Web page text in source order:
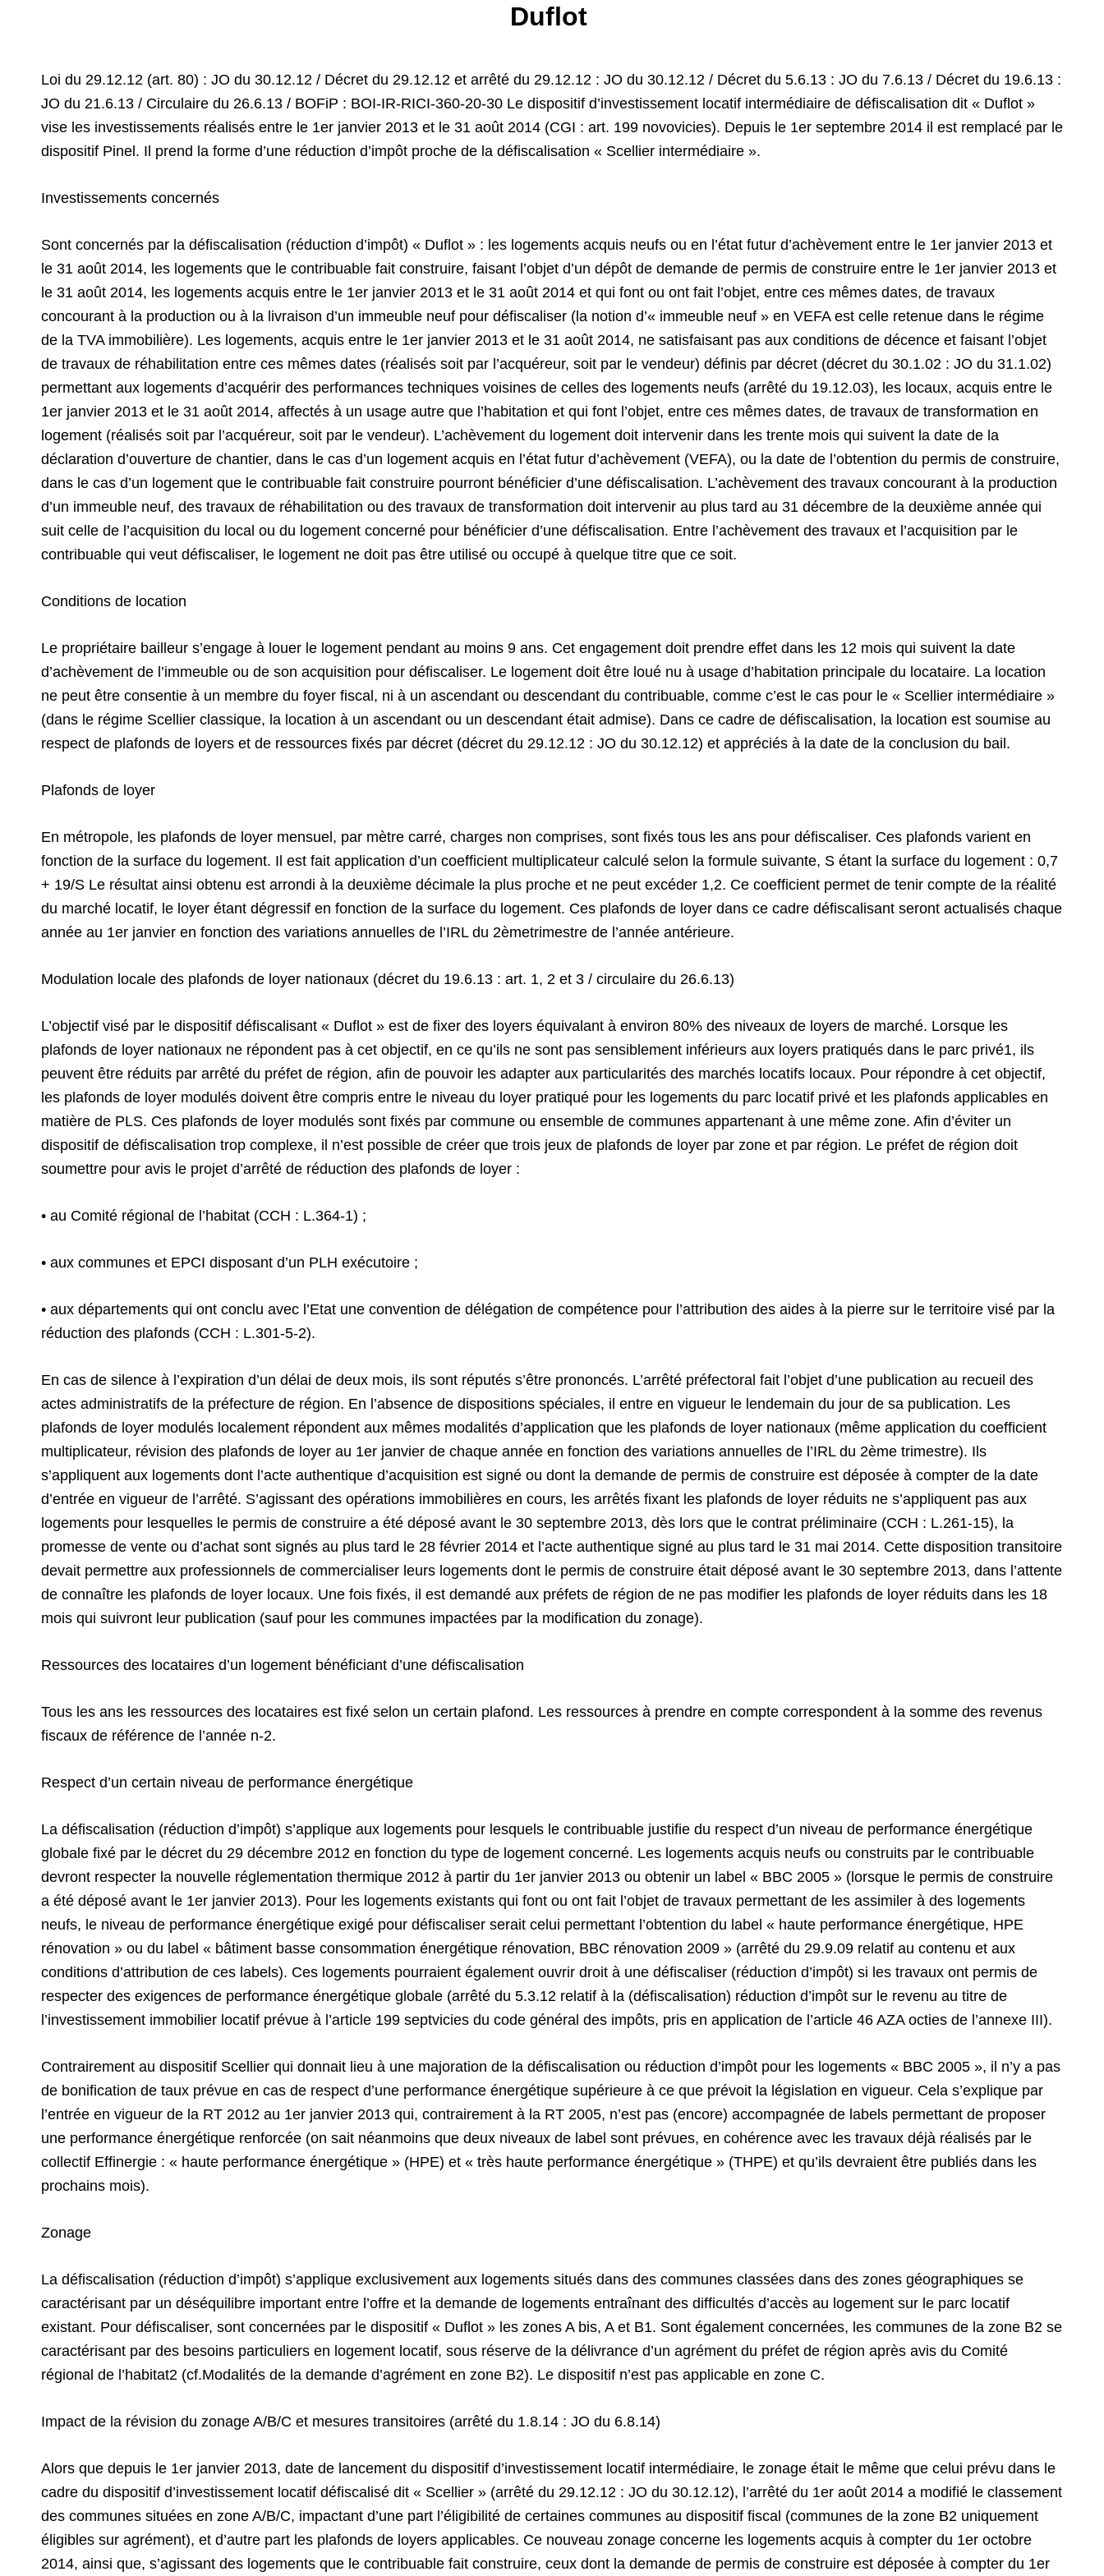
Duflot
Loi du 29.12.12 (art. 80) : JO du 30.12.12 / Décret du 29.12.12 et arrêté du 29.12.12 : JO du 30.12.12 / Décret du 5.6.13 : JO du 7.6.13 / Décret du 19.6.13 :
JO du 21.6.13 / Circulaire du 26.6.13 / BOFiP : BOI-IR-RICI-360-20-30 Le dispositif d’investissement locatif intermédiaire de défiscalisation dit « Duflot »
vise les investissements réalisés entre le 1er janvier 2013 et le 31 août 2014 (CGI : art. 199 novovicies). Depuis le 1er septembre 2014 il est remplacé par le
dispositif Pinel. Il prend la forme d’une réduction d’impôt proche de la défiscalisation « Scellier intermédiaire ».
Investissements concernés
Sont concernés par la défiscalisation (réduction d’impôt) « Duflot » : les logements acquis neufs ou en l’état futur d’achèvement entre le 1er janvier 2013 et
le 31 août 2014, les logements que le contribuable fait construire, faisant l’objet d’un dépôt de demande de permis de construire entre le 1er janvier 2013 et
le 31 août 2014, les logements acquis entre le 1er janvier 2013 et le 31 août 2014 et qui font ou ont fait l’objet, entre ces mêmes dates, de travaux
concourant à la production ou à la livraison d’un immeuble neuf pour défiscaliser (la notion d’« immeuble neuf » en VEFA est celle retenue dans le régime
de la TVA immobilière). Les logements, acquis entre le 1er janvier 2013 et le 31 août 2014, ne satisfaisant pas aux conditions de décence et faisant l’objet
de travaux de réhabilitation entre ces mêmes dates (réalisés soit par l’acquéreur, soit par le vendeur) définis par décret (décret du 30.1.02 : JO du 31.1.02)
permettant aux logements d’acquérir des performances techniques voisines de celles des logements neufs (arrêté du 19.12.03), les locaux, acquis entre le
1er janvier 2013 et le 31 août 2014, affectés à un usage autre que l’habitation et qui font l’objet, entre ces mêmes dates, de travaux de transformation en
logement (réalisés soit par l’acquéreur, soit par le vendeur). L’achèvement du logement doit intervenir dans les trente mois qui suivent la date de la
déclaration d’ouverture de chantier, dans le cas d’un logement acquis en l’état futur d’achèvement (VEFA), ou la date de l’obtention du permis de construire,
dans le cas d’un logement que le contribuable fait construire pourront bénéficier d’une défiscalisation. L’achèvement des travaux concourant à la production
d’un immeuble neuf, des travaux de réhabilitation ou des travaux de transformation doit intervenir au plus tard au 31 décembre de la deuxième année qui
suit celle de l’acquisition du local ou du logement concerné pour bénéficier d’une défiscalisation. Entre l’achèvement des travaux et l’acquisition par le
contribuable qui veut défiscaliser, le logement ne doit pas être utilisé ou occupé à quelque titre que ce soit.
Conditions de location
Le propriétaire bailleur s’engage à louer le logement pendant au moins 9 ans. Cet engagement doit prendre effet dans les 12 mois qui suivent la date
d’achèvement de l’immeuble ou de son acquisition pour défiscaliser. Le logement doit être loué nu à usage d’habitation principale du locataire. La location
ne peut être consentie à un membre du foyer fiscal, ni à un ascendant ou descendant du contribuable, comme c’est le cas pour le « Scellier intermédiaire »
(dans le régime Scellier classique, la location à un ascendant ou un descendant était admise). Dans ce cadre de défiscalisation, la location est soumise au
respect de plafonds de loyers et de ressources fixés par décret (décret du 29.12.12 : JO du 30.12.12) et appréciés à la date de la conclusion du bail.
Plafonds de loyer
En métropole, les plafonds de loyer mensuel, par mètre carré, charges non comprises, sont fixés tous les ans pour défiscaliser. Ces plafonds varient en
fonction de la surface du logement. Il est fait application d’un coefficient multiplicateur calculé selon la formule suivante, S étant la surface du logement : 0,7
+ 19/S Le résultat ainsi obtenu est arrondi à la deuxième décimale la plus proche et ne peut excéder 1,2. Ce coefficient permet de tenir compte de la réalité
du marché locatif, le loyer étant dégressif en fonction de la surface du logement. Ces plafonds de loyer dans ce cadre défiscalisant seront actualisés chaque
année au 1er janvier en fonction des variations annuelles de l’IRL du 2èmetrimestre de l’année antérieure.
Modulation locale des plafonds de loyer nationaux (décret du 19.6.13 : art. 1, 2 et 3 / circulaire du 26.6.13)
L’objectif visé par le dispositif défiscalisant « Duflot » est de fixer des loyers équivalant à environ 80% des niveaux de loyers de marché. Lorsque les
plafonds de loyer nationaux ne répondent pas à cet objectif, en ce qu’ils ne sont pas sensiblement inférieurs aux loyers pratiqués dans le parc privé1, ils
peuvent être réduits par arrêté du préfet de région, afin de pouvoir les adapter aux particularités des marchés locatifs locaux. Pour répondre à cet objectif,
les plafonds de loyer modulés doivent être compris entre le niveau du loyer pratiqué pour les logements du parc locatif privé et les plafonds applicables en
matière de PLS. Ces plafonds de loyer modulés sont fixés par commune ou ensemble de communes appartenant à une même zone. Afin d’éviter un
dispositif de défiscalisation trop complexe, il n’est possible de créer que trois jeux de plafonds de loyer par zone et par région. Le préfet de région doit
soumettre pour avis le projet d’arrêté de réduction des plafonds de loyer :
• au Comité régional de l’habitat (CCH : L.364-1) ;
• aux communes et EPCI disposant d’un PLH exécutoire ;
• aux départements qui ont conclu avec l’Etat une convention de délégation de compétence pour l’attribution des aides à la pierre sur le territoire visé par la
réduction des plafonds (CCH : L.301-5-2).
En cas de silence à l’expiration d’un délai de deux mois, ils sont réputés s’être prononcés. L’arrêté préfectoral fait l’objet d’une publication au recueil des
actes administratifs de la préfecture de région. En l’absence de dispositions spéciales, il entre en vigueur le lendemain du jour de sa publication. Les
plafonds de loyer modulés localement répondent aux mêmes modalités d’application que les plafonds de loyer nationaux (même application du coefficient
multiplicateur, révision des plafonds de loyer au 1er janvier de chaque année en fonction des variations annuelles de l’IRL du 2ème trimestre). Ils
s’appliquent aux logements dont l’acte authentique d’acquisition est signé ou dont la demande de permis de construire est déposée à compter de la date
d’entrée en vigueur de l’arrêté. S’agissant des opérations immobilières en cours, les arrêtés fixant les plafonds de loyer réduits ne s’appliquent pas aux
logements pour lesquelles le permis de construire a été déposé avant le 30 septembre 2013, dès lors que le contrat préliminaire (CCH : L.261-15), la
promesse de vente ou d’achat sont signés au plus tard le 28 février 2014 et l’acte authentique signé au plus tard le 31 mai 2014. Cette disposition transitoire
devait permettre aux professionnels de commercialiser leurs logements dont le permis de construire était déposé avant le 30 septembre 2013, dans l’attente
de connaître les plafonds de loyer locaux. Une fois fixés, il est demandé aux préfets de région de ne pas modifier les plafonds de loyer réduits dans les 18
mois qui suivront leur publication (sauf pour les communes impactées par la modification du zonage).
Ressources des locataires d’un logement bénéficiant d’une défiscalisation
Tous les ans les ressources des locataires est fixé selon un certain plafond. Les ressources à prendre en compte correspondent à la somme des revenus
fiscaux de référence de l’année n-2.
Respect d’un certain niveau de performance énergétique
La défiscalisation (réduction d’impôt) s’applique aux logements pour lesquels le contribuable justifie du respect d’un niveau de performance énergétique
globale fixé par le décret du 29 décembre 2012 en fonction du type de logement concerné. Les logements acquis neufs ou construits par le contribuable
devront respecter la nouvelle réglementation thermique 2012 à partir du 1er janvier 2013 ou obtenir un label « BBC 2005 » (lorsque le permis de construire
a été déposé avant le 1er janvier 2013). Pour les logements existants qui font ou ont fait l’objet de travaux permettant de les assimiler à des logements
neufs, le niveau de performance énergétique exigé pour défiscaliser serait celui permettant l’obtention du label « haute performance énergétique, HPE
rénovation » ou du label « bâtiment basse consommation énergétique rénovation, BBC rénovation 2009 » (arrêté du 29.9.09 relatif au contenu et aux
conditions d’attribution de ces labels). Ces logements pourraient également ouvrir droit à une défiscaliser (réduction d’impôt) si les travaux ont permis de
respecter des exigences de performance énergétique globale (arrêté du 5.3.12 relatif à la (défiscalisation) réduction d’impôt sur le revenu au titre de
l’investissement immobilier locatif prévue à l’article 199 septvicies du code général des impôts, pris en application de l’article 46 AZA octies de l’annexe III).
Contrairement au dispositif Scellier qui donnait lieu à une majoration de la défiscalisation ou réduction d’impôt pour les logements « BBC 2005 », il n’y a pas
de bonification de taux prévue en cas de respect d’une performance énergétique supérieure à ce que prévoit la législation en vigueur. Cela s’explique par
l’entrée en vigueur de la RT 2012 au 1er janvier 2013 qui, contrairement à la RT 2005, n’est pas (encore) accompagnée de labels permettant de proposer
une performance énergétique renforcée (on sait néanmoins que deux niveaux de label sont prévues, en cohérence avec les travaux déjà réalisés par le
collectif Effinergie : « haute performance énergétique » (HPE) et « très haute performance énergétique » (THPE) et qu’ils devraient être publiés dans les
prochains mois).
Zonage
La défiscalisation (réduction d’impôt) s’applique exclusivement aux logements situés dans des communes classées dans des zones géographiques se
caractérisant par un déséquilibre important entre l’offre et la demande de logements entraînant des difficultés d’accès au logement sur le parc locatif
existant. Pour défiscaliser, sont concernées par le dispositif « Duflot » les zones A bis, A et B1. Sont également concernées, les communes de la zone B2 se
caractérisant par des besoins particuliers en logement locatif, sous réserve de la délivrance d’un agrément du préfet de région après avis du Comité
régional de l’habitat2 (cf.Modalités de la demande d’agrément en zone B2). Le dispositif n’est pas applicable en zone C.
Impact de la révision du zonage A/B/C et mesures transitoires (arrêté du 1.8.14 : JO du 6.8.14)
Alors que depuis le 1er janvier 2013, date de lancement du dispositif d’investissement locatif intermédiaire, le zonage était le même que celui prévu dans le
cadre du dispositif d’investissement locatif défiscalisé dit « Scellier » (arrêté du 29.12.12 : JO du 30.12.12), l’arrêté du 1er août 2014 a modifié le classement
des communes situées en zone A/B/C, impactant d’une part l’éligibilité de certaines communes au dispositif fiscal (communes de la zone B2 uniquement
éligibles sur agrément), et d’autre part les plafonds de loyers applicables. Ce nouveau zonage concerne les logements acquis à compter du 1er octobre
2014, ainsi que, s’agissant des logements que le contribuable fait construire, ceux dont la demande de permis de construire est déposée à compter du 1er